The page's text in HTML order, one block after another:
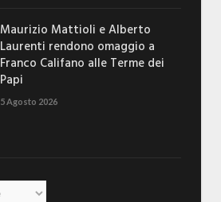
Maurizio Mattioli e Alberto
Laurenti rendono omaggio a
Franco Califano alle Terme dei
Papi
5 Agosto 2026